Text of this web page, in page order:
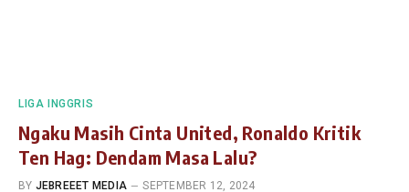
LIGA INGGRIS
Ngaku Masih Cinta United, Ronaldo Kritik
Ten Hag: Dendam Masa Lalu?
BY JEBREEET MEDIA SEPTEMBER 12, 2024